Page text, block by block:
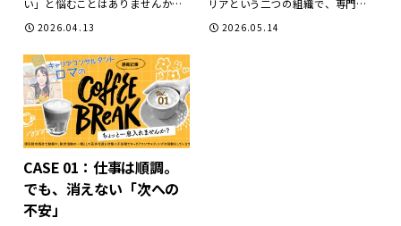
い」と悩むことはありませんか？
実は、SES（システムエンジニアリ
案件獲得の成否を分ける最大の要
因は「スキルシートの書き方...
2026.04.13
リアという二つの組織で、専門技
術者として歩んできました。キャ
2026.05.14
CASE 01：仕事は順調。
でも、消えない「次への
不安」